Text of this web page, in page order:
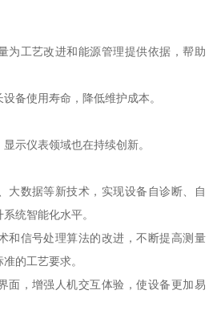
为工艺改进和能源管理提供依据，帮助
备使用寿命，降低维护成本。
示仪表领域也在持续创新。
大数据等新技术，实现设备自诊断、自
统智能化水平。
和信号处理算法的改进，不断提高测量
的工艺要求。
面，增强人机交互体验，使设备更加易